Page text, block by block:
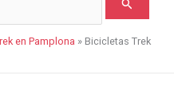
en Pamplona » Bicicletas Trek